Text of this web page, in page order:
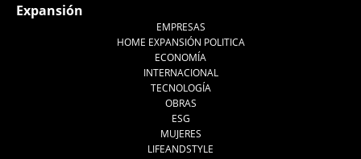
Expansión
EMPRESAS
HOME EXPANSIÓN POLITICA
ECONOMÍA
INTERNACIONAL
TECNOLOGÍA
OBRAS
ESG
MUJERES
LIFEANDSTYLE